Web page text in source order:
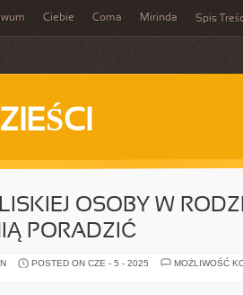
Ciebie Coma Mirinda Spis
OSOBY W
PORADZIĆ
POSTED ON CZE - 5 - 2025
MOŻLIWOŚĆ